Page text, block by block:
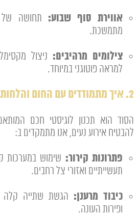
אווירת סוף שבוע: תחושה של
מתמשכת.
צילומים מרהיבים: ניצול
למראה פוטוגני במיוחד.
2. איך מתמודדים עם החום והלחות בחתונה בצהריים?
הסוד הוא תכנון לוגיסטי חכם
להבטיח אירוע נעים, אנו מתמקדים ב:
פתרונות קירור: שימוש במערכות
תעשייתיים ואזורי צל רחבים.
כיבוד מרענן: הגשת שתייה קלה
ופירות העונה.